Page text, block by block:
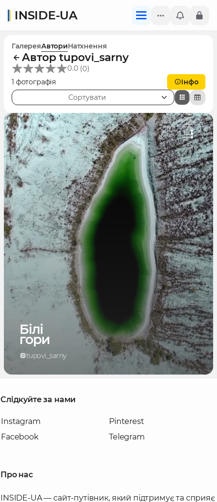
INSIDE-UA
ГалереяАвториНатхнення
Автор tupovi_sarny
0.0 (0)
1 фотографія
Інфо
Сортувати
Білі
гори
tupovi_sarny
Слідкуйте за нами
Instagram
Facebook
Pinterest
Telegram
Про нас
INSIDE-UA — сайт-путівник, який підтримує та сприяє